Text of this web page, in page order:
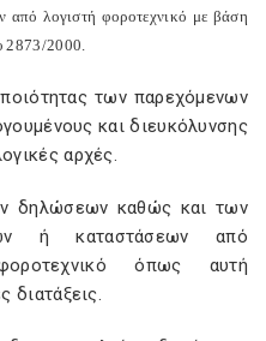
λογιστή φοροτεχνικό με βάση
2873/2000.
των παρεχόμενων
και διευκόλυνσης
αρχές.
δηλώσεων καθώς και των
ή καταστάσεων από
όπως αυτή
διατάξεις.